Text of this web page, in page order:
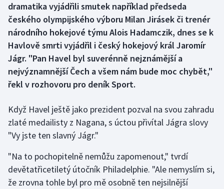
Box
Curling
Dostihy
Florbal
Futsal
Golf
Gymnastika
dramatika vyjádřili smutek například předseda
českého olympijského výboru Milan Jirásek či trenér
národního hokejové týmu Alois Hadamczik, dnes se k
Havlově smrti vyjádřil i český hokejový král Jaromír
Jágr. "Pan Havel byl suverénně nejznámější a
nejvýznamnější Čech a všem nám bude moc chybět,"
řekl v rozhovoru pro deník Sport.
Když Havel ještě jako prezident pozval na svou zahradu
zlaté medailisty z Nagana, s úctou přivítal Jágra slovy
"Vy jste ten slavný Jágr."
"Na to pochopitelně nemůžu zapomenout," tvrdí
devětatřicetiletý útočník Philadelphie. "Ale nemyslím si,
že zrovna tohle byl pro mě osobně ten nejsilnější